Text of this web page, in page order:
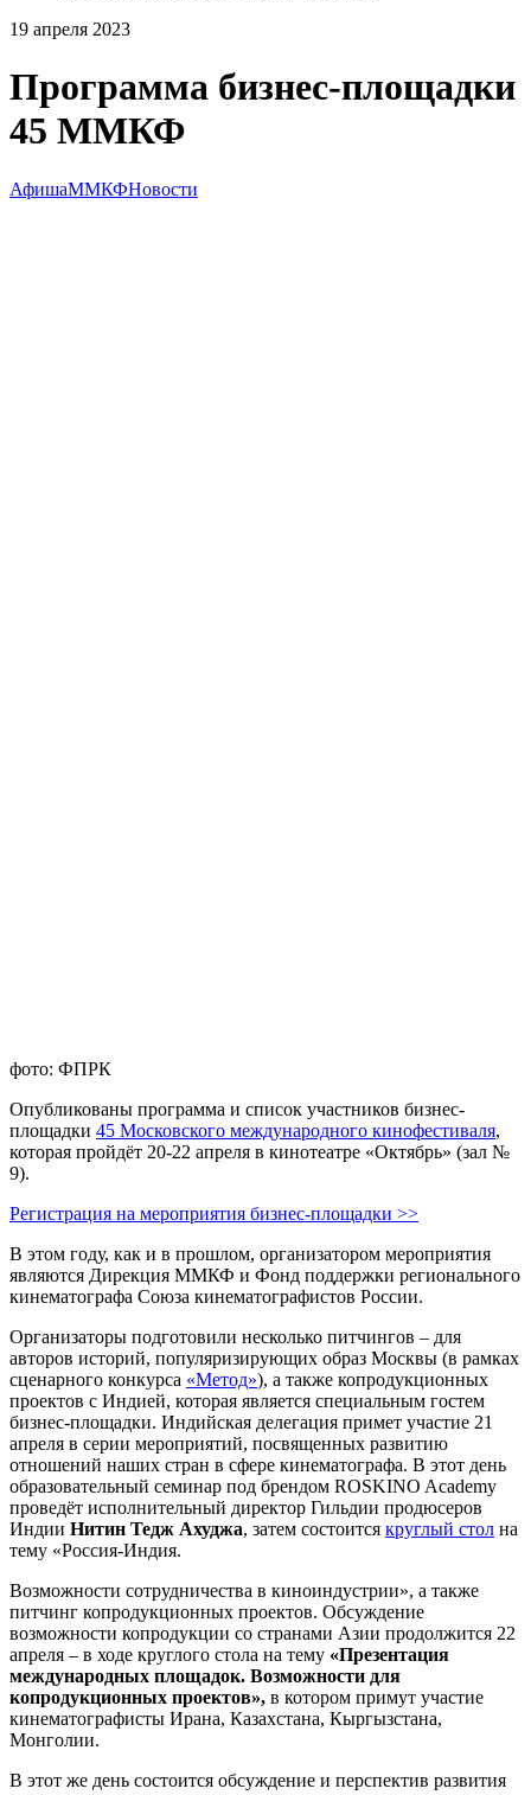
19 апреля 2023
Программа бизнес-площадки
45 ММКФ
АфишаММКФНовости
фото: ФПРК
Опубликованы программа и список участников бизнес-
площадки 45 Московского международного кинофестиваля,
которая пройдёт 20-22 апреля в кинотеатре «Октябрь» (зал №
9).
Регистрация на мероприятия бизнес-площадки >>
В этом году, как и в прошлом, организатором мероприятия
являются Дирекция ММКФ и Фонд поддержки регионального
кинематографа Союза кинематографистов России.
Организаторы подготовили несколько питчингов – для
авторов историй, популяризирующих образ Москвы (в рамках
сценарного конкурса «Метод»), а также копродукционных
проектов с Индией, которая является специальным гостем
бизнес-площадки. Индийская делегация примет участие 21
апреля в серии мероприятий, посвященных развитию
отношений наших стран в сфере кинематографа. В этот день
образовательный семинар под брендом ROSKINO Academy
проведёт исполнительный директор Гильдии продюсеров
Индии Нитин Тедж Ахуджа, затем состоится круглый стол на
тему «Россия-Индия.
Возможности сотрудничества в киноиндустрии», а также
питчинг копродукционных проектов. Обсуждение
возможности копродукции со странами Азии продолжится 22
апреля – в ходе круглого стола на тему «Презентация
международных площадок. Возможности для
копродукционных проектов», в котором примут участие
кинематографисты Ирана, Казахстана, Кыргызстана,
Монголии.
В этот же день состоится обсуждение и перспектив развития